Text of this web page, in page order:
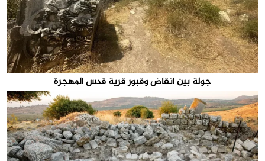
جولة بين انقاض وقبور قرية قدس المهجرة